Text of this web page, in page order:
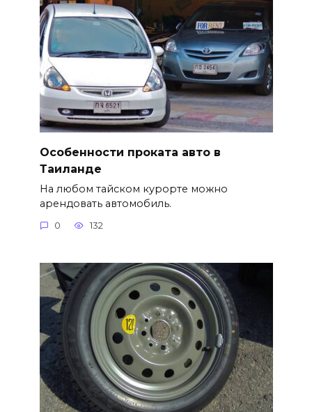
Особенности проката авто в
Таиланде
На любом тайском курорте можно
арендовать автомобиль.
0 132